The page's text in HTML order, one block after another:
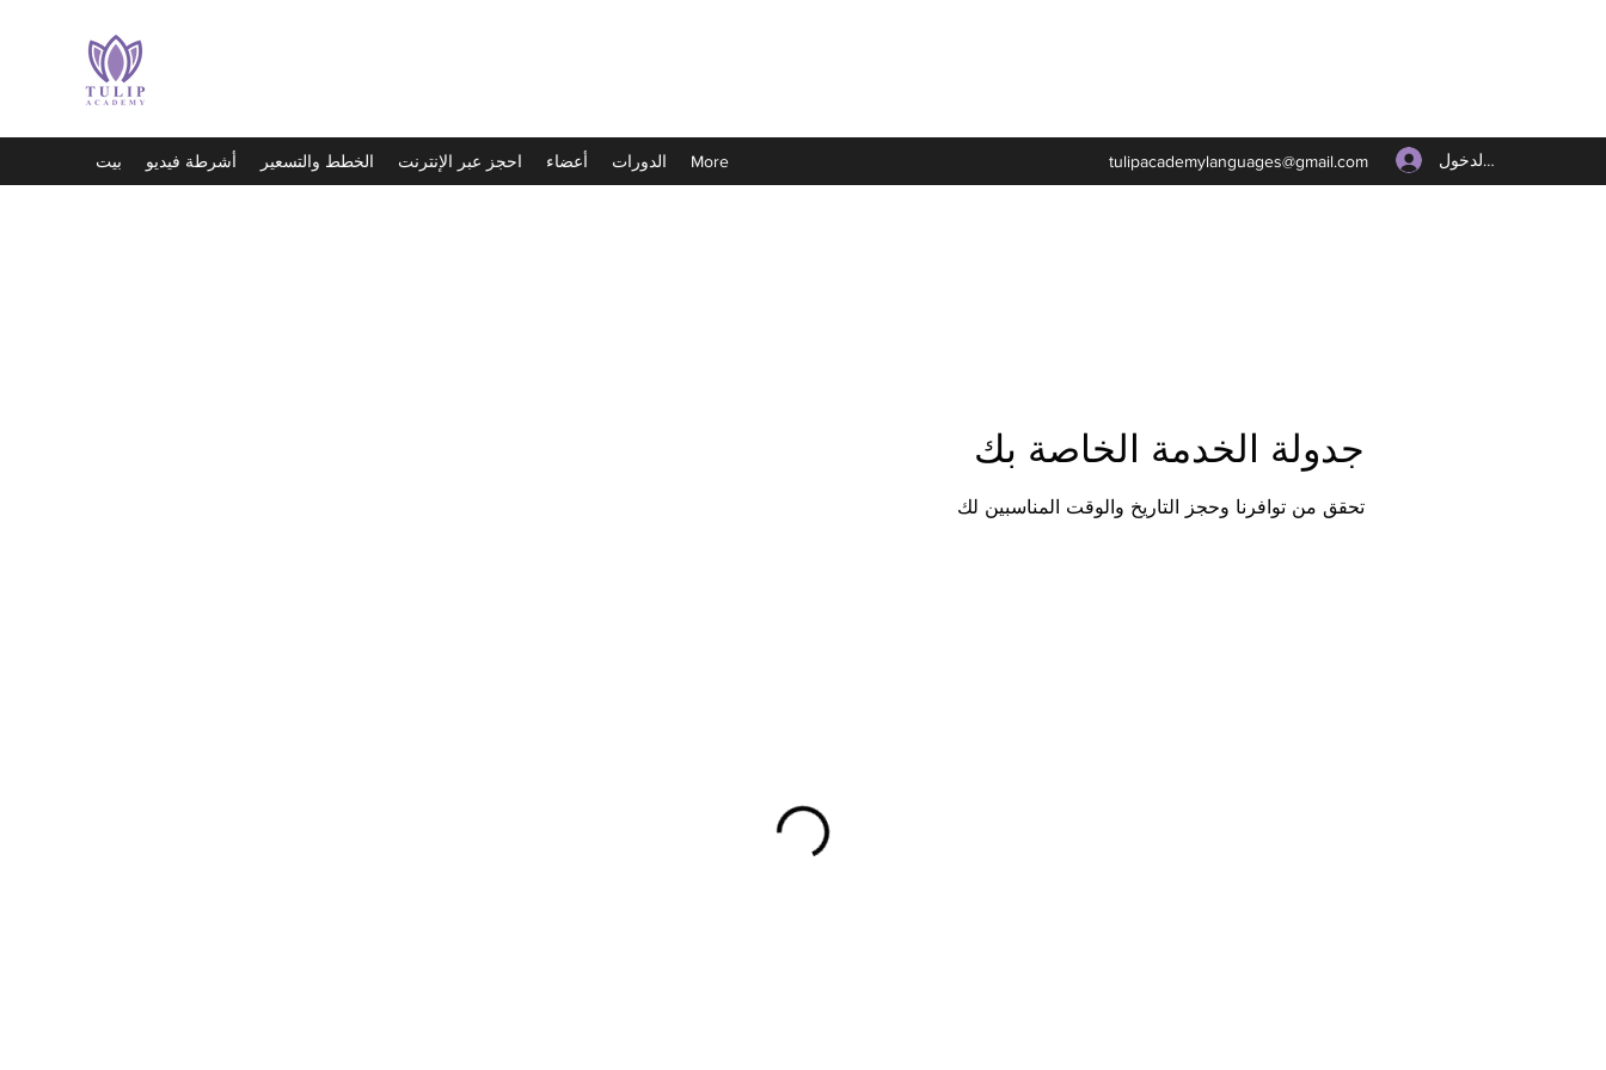
بيت أشرطة فيديو الخطط والتسعير احجز عبر الإنترنت أعضاء الدورات More tulipacademylanguages@gmail.com تسجيل الدخول
جدولة الخدمة الخاصة بك
تحقق من توافرنا وحجز التاريخ والوقت المناسبين لك